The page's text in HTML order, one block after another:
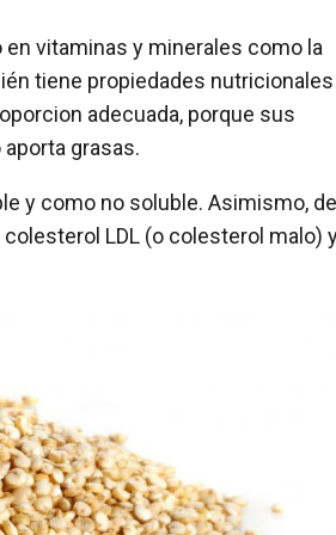
vitaminas y minerales como la
tiene propiedades nutricionales
adecuada, porque sus
grasas.
y como no soluble. Asimismo, de
LDL (o colesterol malo)